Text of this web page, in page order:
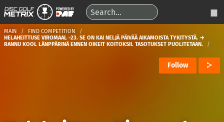
MAIN
FIND COMPETITION
HELAHEITTUSE VIROMAAL -23. SE ON KAI NELJÄ PÄIVÄÄ AIKAMOISTA TYKITYSTÄ. →
RANNU KOOL LÄNPPÄRINÄ ENNEN OIKEIT KOITOKSII. TASOTUKSET PUOLITETAAN.
Follow